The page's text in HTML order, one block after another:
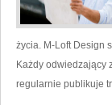
życia. M-Loft Design
Każdy odwiedzający
regularnie publikuje